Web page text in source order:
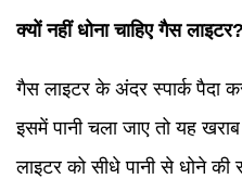
क्यों नहीं धोना चाहिए गैस लाइटर?
गैस लाइटर के अंदर स्पार्क पैदा
इसमें पानी चला जाए तो यह
लाइटर को सीधे पानी से धोने की